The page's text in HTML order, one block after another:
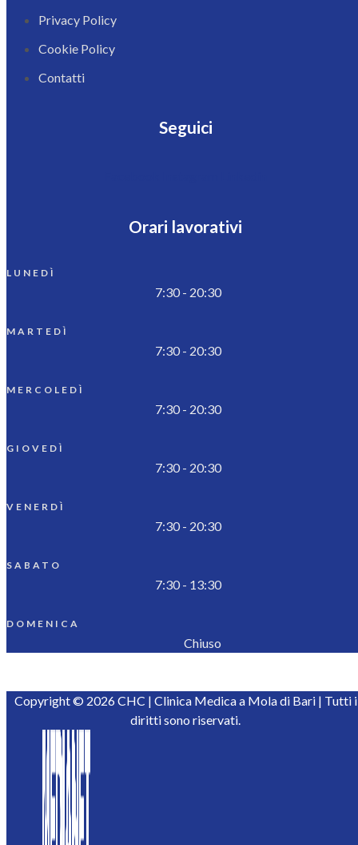
Privacy Policy
Cookie Policy
Contatti
Seguici
Orari lavorativi
LUNEDÌ
7:30 - 20:30
MARTEDÌ
7:30 - 20:30
MERCOLEDÌ
7:30 - 20:30
GIOVEDÌ
7:30 - 20:30
VENERDÌ
7:30 - 20:30
SABATO
7:30 - 13:30
DOMENICA
Chiuso
Copyright © 2026 CHC | Clinica Medica a Mola di Bari | Tutti i
diritti sono riservati.